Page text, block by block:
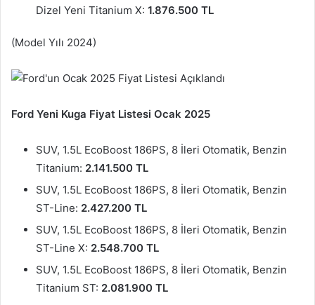
Dizel Yeni Titanium X: 1.876.500 TL
(Model Yılı 2024)
Ford Yeni Kuga Fiyat Listesi Ocak 2025
SUV, 1.5L EcoBoost 186PS, 8 İleri Otomatik, Benzin
Titanium: 2.141.500 TL
SUV, 1.5L EcoBoost 186PS, 8 İleri Otomatik, Benzin
ST-Line: 2.427.200 TL
SUV, 1.5L EcoBoost 186PS, 8 İleri Otomatik, Benzin
ST-Line X: 2.548.700 TL
SUV, 1.5L EcoBoost 186PS, 8 İleri Otomatik, Benzin
Titanium ST: 2.081.900 TL